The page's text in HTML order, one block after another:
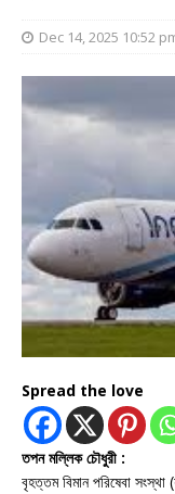
Dec 14, 2025 10:52
Spread the love
তপন মল্লিক চৌধুরী :
বৃহত্তম বিমান পরিষেবা